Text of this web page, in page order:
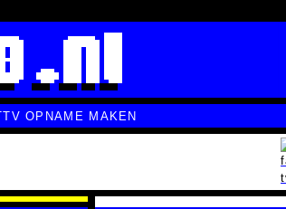
TV OPNAME MAKEN